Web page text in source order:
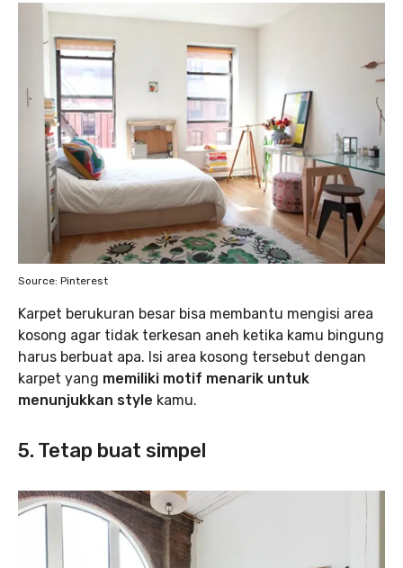
Source: Pinterest
Karpet berukuran besar bisa membantu mengisi area
kosong agar tidak terkesan aneh ketika kamu bingung
harus berbuat apa. Isi area kosong tersebut dengan
karpet yang memiliki motif menarik untuk
menunjukkan style kamu.
5. Tetap buat simpel